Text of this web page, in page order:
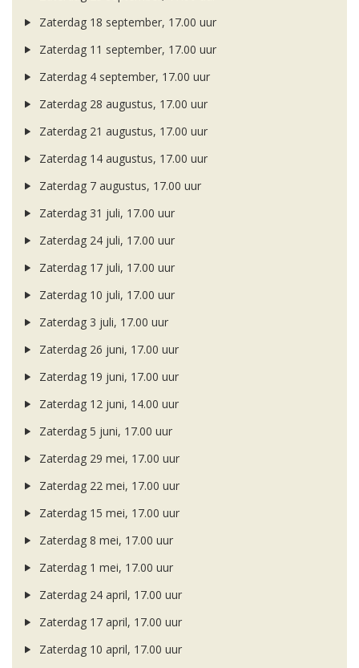
Zaterdag 18 september, 17.00 uur
Zaterdag 11 september, 17.00 uur
Zaterdag 4 september, 17.00 uur
Zaterdag 28 augustus, 17.00 uur
Zaterdag 21 augustus, 17.00 uur
Zaterdag 14 augustus, 17.00 uur
Zaterdag 7 augustus, 17.00 uur
Zaterdag 31 juli, 17.00 uur
Zaterdag 24 juli, 17.00 uur
Zaterdag 17 juli, 17.00 uur
Zaterdag 10 juli, 17.00 uur
Zaterdag 3 juli, 17.00 uur
Zaterdag 26 juni, 17.00 uur
Zaterdag 19 juni, 17.00 uur
Zaterdag 12 juni, 14.00 uur
Zaterdag 5 juni, 17.00 uur
Zaterdag 29 mei, 17.00 uur
Zaterdag 22 mei, 17.00 uur
Zaterdag 15 mei, 17.00 uur
Zaterdag 8 mei, 17.00 uur
Zaterdag 1 mei, 17.00 uur
Zaterdag 24 april, 17.00 uur
Zaterdag 17 april, 17.00 uur
Zaterdag 10 april, 17.00 uur